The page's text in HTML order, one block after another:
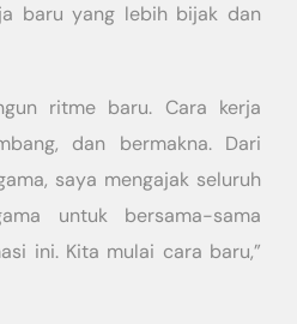
baru yang lebih bijak dan
ritme baru. Cara kerja
dan bermakna. Dari
saya mengajak seluruh
untuk bersama-sama
ini. Kita mulai cara baru,”